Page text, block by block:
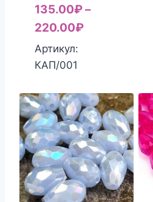
135.00₽–
220.00₽
Артикул:
КАП/001